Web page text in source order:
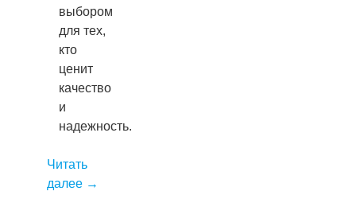
выбором
для тех,
кто
ценит
качество
и
надежность.
Читать
далее →